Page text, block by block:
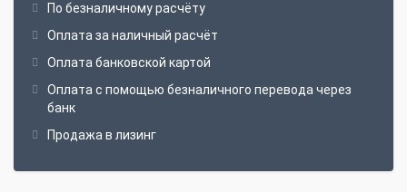
По безналичному расчёту
Оплата за наличный расчёт
Оплата банковской картой
Оплата с помощью безналичного перевода через
банк
Продажа в лизинг